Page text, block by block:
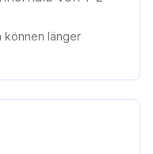
können länger